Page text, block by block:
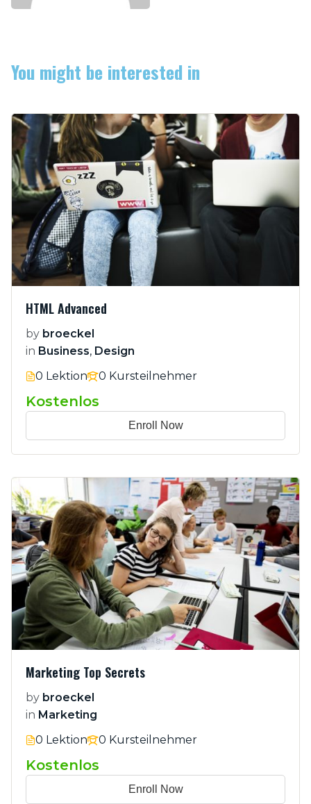
You might be interested in
HTML Advanced
by broeckel
in Business, Design
0 Lektion
0 Kursteilnehmer
Kostenlos
Enroll Now
Marketing Top Secrets
by broeckel
in Marketing
0 Lektion
0 Kursteilnehmer
Kostenlos
Enroll Now